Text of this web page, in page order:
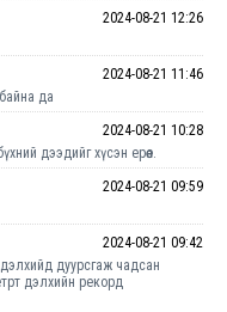
2024-08-21 12:26
2024-08-21 11:46
да
2024-08-21 10:28
дээдийг хүсэн ерөөе.
2024-08-21 09:59
2024-08-21 09:42
дуурсгаж чадсан
дэлхийн рекорд